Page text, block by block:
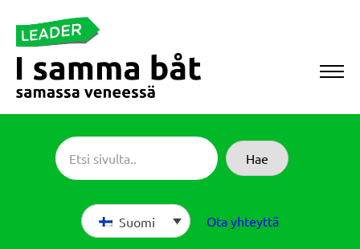
suoraan
sisältöön
Sameboat
Hae
Ota yhteyttä
Suomi